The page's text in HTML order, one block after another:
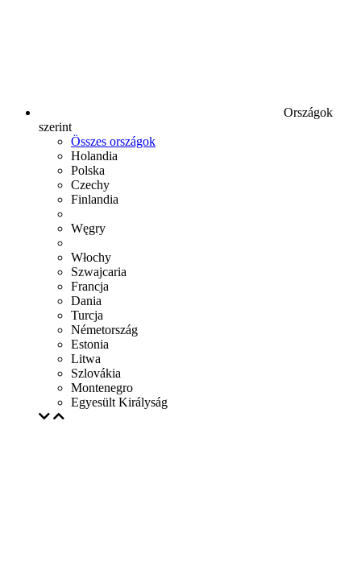
Országok
szerint
Összes országok
Holandia
Polska
Czechy
Finlandia
Węgry
Włochy
Szwajcaria
Francja
Dania
Turcja
Németország
Estonia
Litwa
Szlovákia
Montenegro
Egyesült Királyság